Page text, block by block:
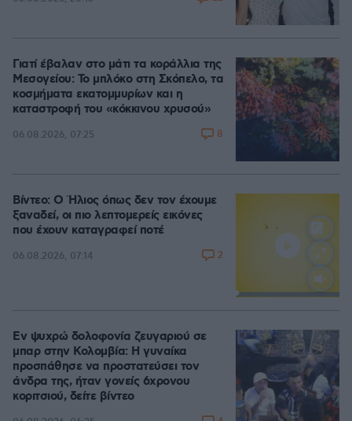
Γιατί έβαλαν στο μάτι τα κοράλλια της
Μεσογείου: Το μπλόκο στη Σκόπελο, τα
κοσμήματα εκατομμυρίων και η
καταστροφή του «κόκκινου χρυσού»
06.08.2026, 07:25 8
Loaded:
Βίντεο: Ο Ήλιος όπως δεν τον έχουμε
ξαναδεί, οι πιο λεπτομερείς εικόνες
που έχουν καταγραφεί ποτέ
06.08.2026, 07:14 2
Εν ψυχρώ δολοφονία ζευγαριού σε
μπαρ στην Κολομβία: Η γυναίκα
προσπάθησε να προστατεύσει τον
άνδρα της, ήταν γονείς 6χρονου
κοριτσιού, δείτε βίντεο